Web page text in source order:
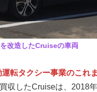
改造したCruiseの車両
転タクシー事業のこれ
収したCruiseは、2018